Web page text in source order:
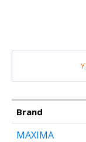
Brand
MAXIMA